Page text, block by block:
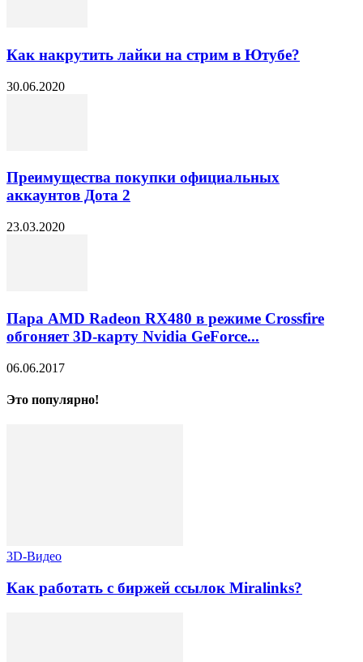
Как накрутить лайки на стрим в Ютубе?
30.06.2020
Преимущества покупки официальных
аккаунтов Дота 2
23.03.2020
Пара AMD Radeon RX480 в режиме Crossfire
обгоняет 3D-карту Nvidia GeForce...
06.06.2017
Это популярно!
3D-Видео
Как работать с биржей ссылок Miralinks?